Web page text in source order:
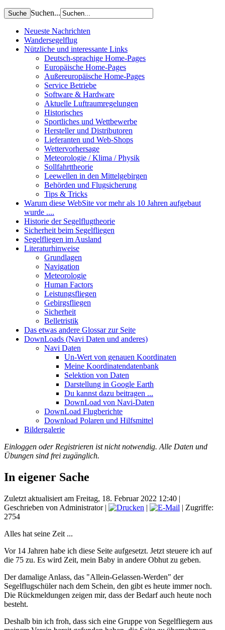
Suchen...
Neueste Nachrichten
Wandersegelflug
Nützliche und interessante Links
Deutsch-sprachige Home-Pages
Europäische Home-Pages
Außereuropäische Home-Pages
Service Betriebe
Software & Hardware
Aktuelle Luftraumregelungen
Historisches
Sportliches und Wettbewerbe
Hersteller und Distributoren
Lieferanten und Web-Shops
Wettervorhersage
Meteorologie / Klima / Physik
Sollfahrttheorie
Leewellen in den Mittelgebirgen
Behörden und Flugsicherung
Tips & Tricks
Warum diese WebSite vor mehr als 10 Jahren aufgebaut
wurde ....
Historie der Segelflugtheorie
Sicherheit beim Segelfliegen
Segelfliegen im Ausland
Literaturhinweise
Grundlagen
Navigation
Meteorologie
Human Factors
Leistungsfliegen
Gebirgsfliegen
Sicherheit
Belletristik
Das etwas andere Glossar zur Seite
DownLoads (Navi Daten und anderes)
Navi Daten
Un-Wert von genauen Koordinaten
Meine Koordinatendatenbank
Selektion von Daten
Darstellung in Google Earth
Du kannst dazu beitragen ...
DownLoad von Navi-Daten
DownLoad Flugberichte
Download Polaren und Hilfsmittel
Bildergalerie
Einloggen oder Registrieren ist nicht notwendig. Alle Daten und
Übungen sind frei zugänglich.
In eigener Sache
Zuletzt aktualisiert am Freitag, 18. Februar 2022 12:40 |
Geschrieben von Administrator| |
| Zugriffe:
2754
Alles hat seine Zeit ...
Vor 14 Jahren habe ich diese Seite aufgesetzt. Jetzt steuere ich auf
die 75 zu. Es wird Zeit, mein Baby in andere Obhut zu geben.
Der damalige Anlass, das "Allein-Gelassen-Werden" der
Segelflugschüler nach dem Schein, den gibt es heute immer noch.
Die Rückmeldungen zeigen mir, dass der Bedarf auch heute noch
besteht.
Deshalb bin ich froh, dass sich eine Gruppe von Segelfliegern aus